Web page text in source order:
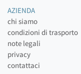
AZIENDA
chi siamo
condizioni di trasporto
note legali
privacy
contattaci